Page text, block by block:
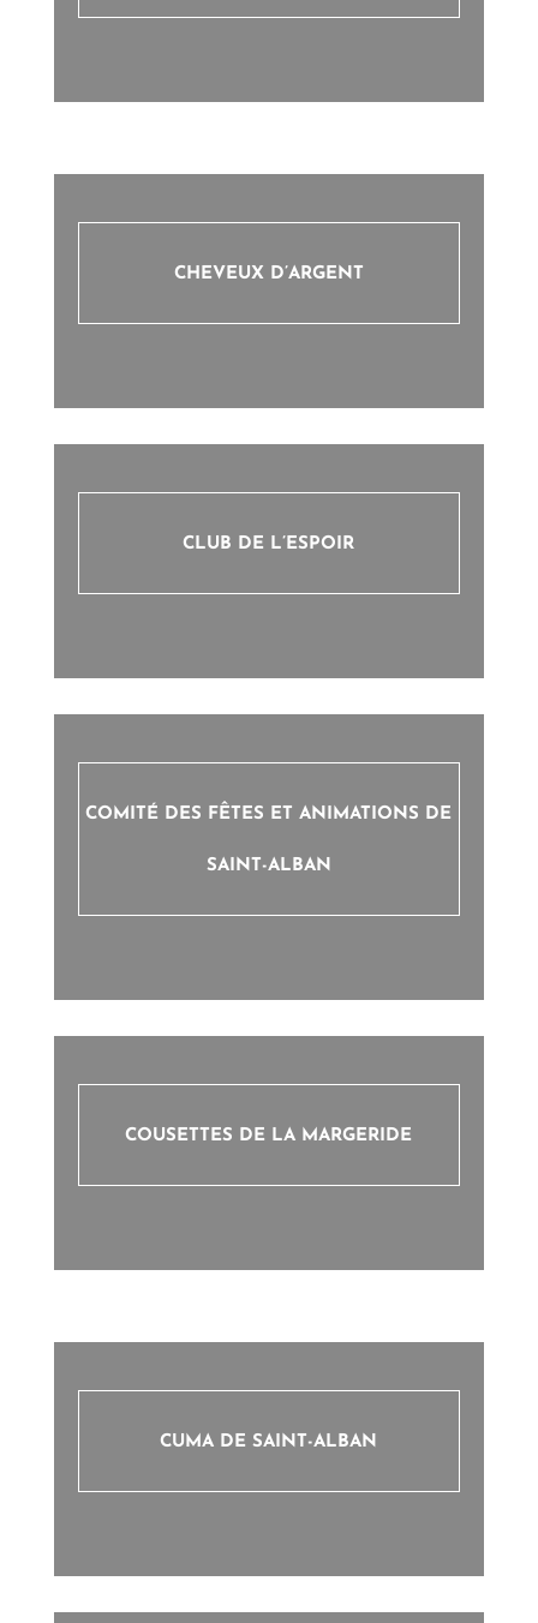
CHEVEUX D’ARGENT
CLUB DE L’ESPOIR
COMITÉ DES FÊTES ET ANIMATIONS DE
SAINT-ALBAN
COUSETTES DE LA MARGERIDE
CUMA DE SAINT-ALBAN